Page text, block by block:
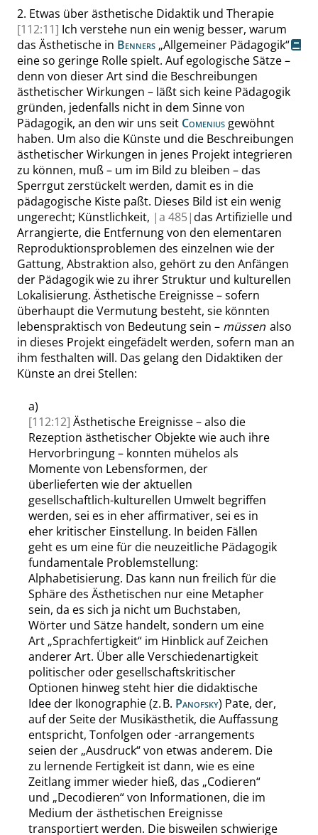
2. Etwas über ästhetische Didaktik und Therapie
[112:11] Ich verstehe nun ein wenig besser, warum
das Ästhetische in Benners „Allgemeiner Pädagogik“
eine so geringe Rolle spielt. Auf egologische Sätze –
denn von dieser Art sind die Beschreibungen
ästhetischer Wirkungen – läßt sich keine Pädagogik
gründen, jedenfalls nicht in dem Sinne von
Pädagogik, an den wir uns seit Comenius gewöhnt
haben. Um also die Künste und die Beschreibungen
ästhetischer Wirkungen in jenes Projekt integrieren
zu können, muß – um im Bild zu bleiben – das
Sperrgut zerstückelt werden, damit es in die
pädagogische Kiste paßt. Dieses Bild ist ein wenig
ungerecht; Künstlichkeit, |a 485|das Artifizielle und
Arrangierte, die Entfernung von den elementaren
Reproduktionsproblemen des einzelnen wie der
Gattung, Abstraktion also, gehört zu den Anfängen
der Pädagogik wie zu ihrer Struktur und kulturellen
Lokalisierung. Ästhetische Ereignisse – sofern
überhaupt die Vermutung besteht, sie könnten
lebenspraktisch von Bedeutung sein – müssen also
in dieses Projekt eingefädelt werden, sofern man an
ihm festhalten will. Das gelang den Didaktiken der
Künste an drei Stellen:
a)
[112:12] Ästhetische Ereignisse – also die
Rezeption ästhetischer Objekte wie auch ihre
Hervorbringung – konnten mühelos als
Momente von Lebensformen, der
überlieferten wie der aktuellen
gesellschaftlich-kulturellen Umwelt begriffen
werden, sei es in eher affirmativer, sei es in
eher kritischer Einstellung. In beiden Fällen
geht es um eine für die neuzeitliche Pädagogik
fundamentale Problemstellung:
Alphabetisierung. Das kann nun freilich für die
Sphäre des Ästhetischen nur eine Metapher
sein, da es sich ja nicht um Buchstaben,
Wörter und Sätze handelt, sondern um eine
Art „Sprachfertigkeit“ im Hinblick auf Zeichen
anderer Art. Über alle Verschiedenartigkeit
politischer oder gesellschaftskritischer
Optionen hinweg steht hier die didaktische
Idee der Ikonographie (z. B. Panofsky) Pate, der,
auf der Seite der Musikästhetik, die Auffassung
entspricht, Tonfolgen oder -arrangements
seien der „Ausdruck“von etwas anderem. Die
zu lernende Fertigkeit ist dann, wie es eine
Zeitlang immer wieder hieß, das „Codieren“
und „Decodieren“von Informationen, die im
Medium der ästhetischen Ereignisse
transportiert werden. Die bisweilen schwierige